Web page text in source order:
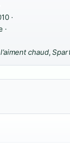
·
·
chaud,